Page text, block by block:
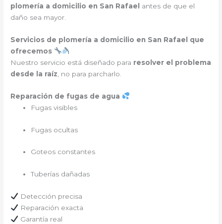
plomería a domicilio en San Rafael
antes de que el
daño sea mayor.
Servicios de plomería a domicilio en San Rafael que
ofrecemos
Nuestro servicio está diseñado para resolver el problema
desde la raíz , no para parcharlo.
Reparación de fugas de agua
Fugas visibles
Fugas ocultas
Goteos constantes
Tuberías dañadas
Detección precisa
Reparación exacta
Garantía real